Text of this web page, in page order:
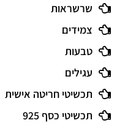
שרשראות
צמידים
טבעות
עגילים
תכשיטי חריטה אישית
תכשיטי כסף 925